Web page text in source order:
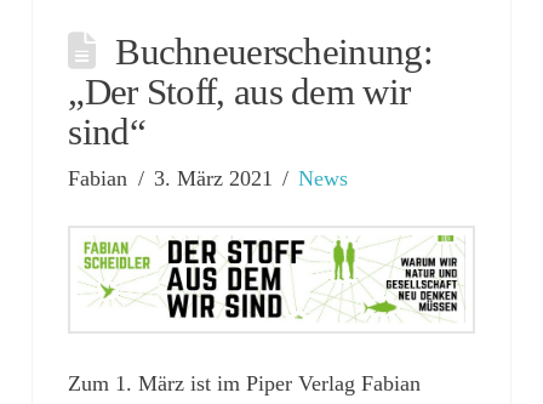
Buchneuerscheinung:
„Der Stoff, aus dem wir
sind“
Fabian 3. März 2021 News
Zum 1. März ist im Piper Verlag Fabian